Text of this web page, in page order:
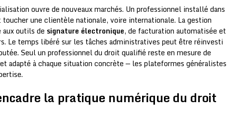
ouvre de nouveaux marchés. Un professionnel installé dans
une clientèle nationale, voire internationale. La gestion
outils de signature électronique, de facturation automatisée et
Le temps libéré sur les tâches administratives peut être réinvesti
Seul un professionnel du droit qualifié reste en mesure de
adapté à chaque situation concrète — les plateformes généralistes
la pratique numérique du droit